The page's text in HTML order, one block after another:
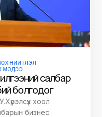
НИЙТЛЭЛ
МЭДЭЭ
салбар
болгодог
хоол
бизнес